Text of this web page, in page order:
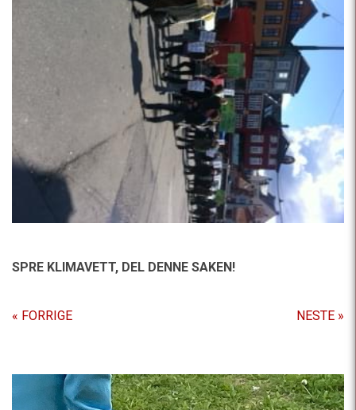
SPRE KLIMAVETT, DEL DENNE SAKEN!
« FORRIGE NESTE »